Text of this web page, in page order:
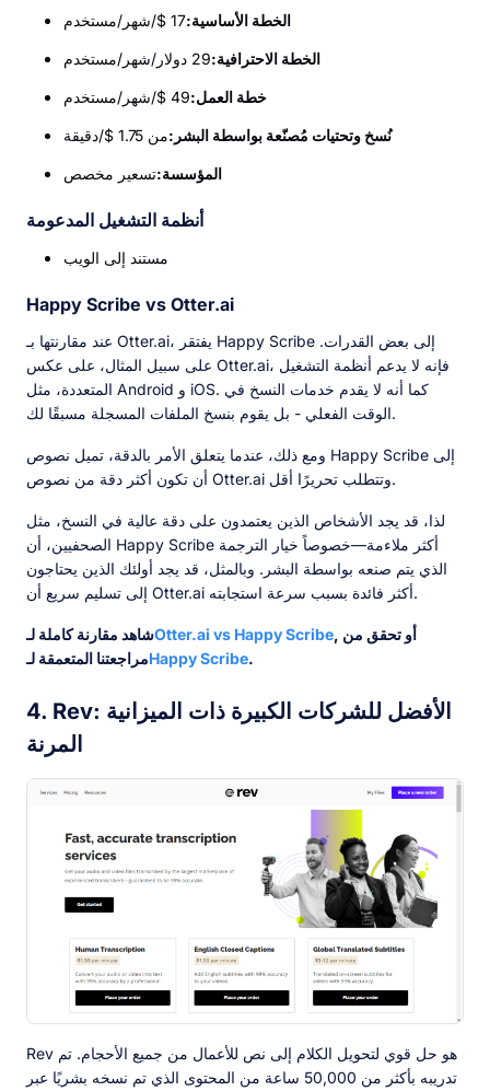
الخطة الأساسية:17 $/شهر/مستخدم
الخطة الاحترافية:29 دولار/شهر/مستخدم
خطة العمل:49 $/شهر/مستخدم
نُسخ وتحتيات مُصنّعة بواسطة البشر:من 1.75 $/دقيقة
المؤسسة:تسعير مخصص
أنظمة التشغيل المدعومة
مستند إلى الويب
Happy Scribe vs Otter.ai
عند مقارنتها بـ Otter.ai، يفتقر Happy Scribe إلى بعض القدرات.
على سبيل المثال، على عكس Otter.ai، فإنه لا يدعم أنظمة التشغيل
المتعددة، مثل Android و iOS. كما أنه لا يقدم خدمات النسخ في
الوقت الفعلي - بل يقوم بنسخ الملفات المسجلة مسبقًا لك.
ومع ذلك، عندما يتعلق الأمر بالدقة، تميل نصوص Happy Scribe إلى
أن تكون أكثر دقة من نصوص Otter.ai وتتطلب تحريرًا أقل.
لذا، قد يجد الأشخاص الذين يعتمدون على دقة عالية في النسخ، مثل
الصحفيين، أن Happy Scribe أكثر ملاءمة—خصوصاً خيار الترجمة
الذي يتم صنعه بواسطة البشر. وبالمثل، قد يجد أولئك الذين يحتاجون
إلى تسليم سريع أن Otter.ai أكثر فائدة بسبب سرعة استجابته.
شاهد مقارنة كاملة لـOtter.ai vs Happy Scribe, أو تحقق من
مراجعتنا المتعمقة لـHappy Scribe.
4. Rev: الأفضل للشركات الكبيرة ذات الميزانية
المرنة
Rev هو حل قوي لتحويل الكلام إلى نص للأعمال من جميع الأحجام. تم
تدريبه بأكثر من 50,000 ساعة من المحتوى الذي تم نسخه بشريًا عبر